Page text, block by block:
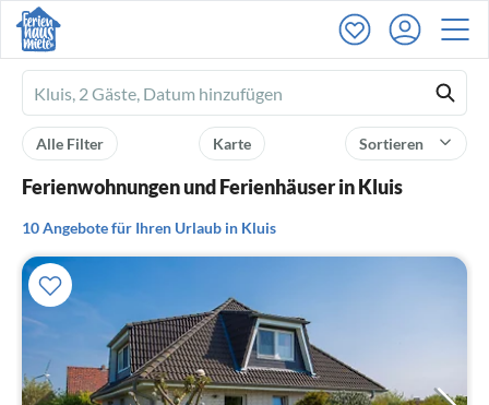
Ferienhausmiete
logo
Sortieren
Karte
Alle Filter
Ferienwohnungen und Ferienhäuser in Kluis
10 Angebote für Ihren Urlaub in Kluis